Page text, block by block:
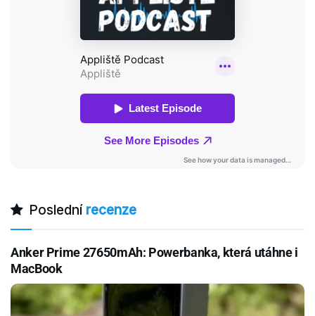
Poslední recenze
Anker Prime 27650mAh: Powerbanka, která utáhne i
MacBook